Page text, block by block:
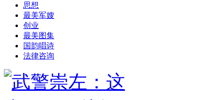
思想
最美军嫂
创业
最美图集
国韵唱诗
法律咨询